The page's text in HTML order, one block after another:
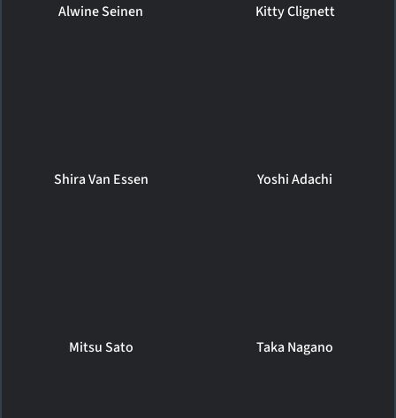
Alwine Seinen Kitty Clignett
Shira Van Essen Yoshi Adachi
Mitsu Sato Taka Nagano